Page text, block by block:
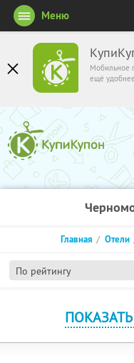
Мобильное
ещё удобнее
Меню
По рейтингу
Главная Отели